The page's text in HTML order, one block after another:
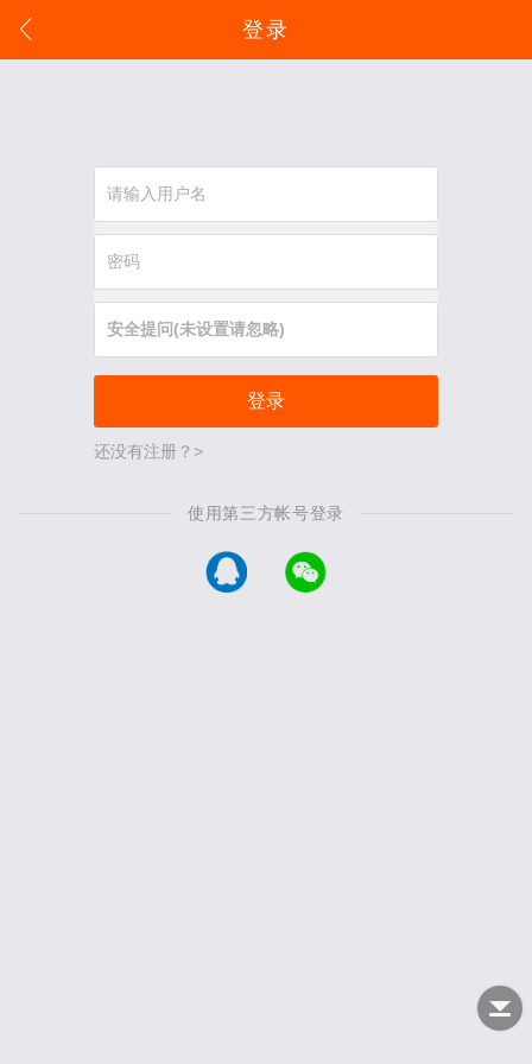
登录
登录
还没有注册？>
使用第三方帐号登录